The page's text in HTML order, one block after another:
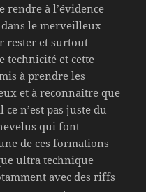
rendre à l’évidence
le merveilleux
rester et surtout
technicité et cette
à prendre les
et à reconnaître que
n’est pas juste du
qui font
de ces formations
ultra technique
avec des riffs